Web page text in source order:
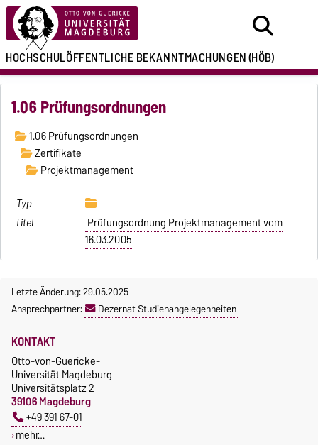
HOCHSCHULÖFFENTLICHEBEKANNTMACHUNGEN(HÖB)
1.06 Prüfungsordnungen
1.06 Prüfungsordnungen
Zertifikate
Projektmanagement
Prüfungsordnung Projektmanagement vom
16.03.2005
Letzte Änderung: 29.05.2025
Ansprechpartner:
Dezernat Studienangelegenheiten
KONTAKT
Otto-von-Guericke-
Universität Magdeburg
Universitätsplatz 2
39106 Magdeburg
+49 391 67-01
mehr…